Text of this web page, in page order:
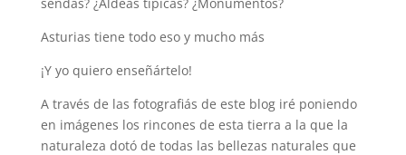
Asturias tiene todo eso y mucho más
¡Y yo quiero enseñártelo!
A través de las fotografiás de este blog iré poniendo
en imágenes los rincones de esta tierra a la que la
naturaleza dotó de todas las bellezas naturales que